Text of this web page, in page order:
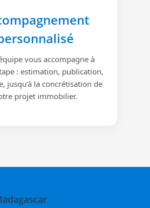
vous accompagne à
: estimation, publication,
jusqu’à la concrétisation de
projet immobilier.